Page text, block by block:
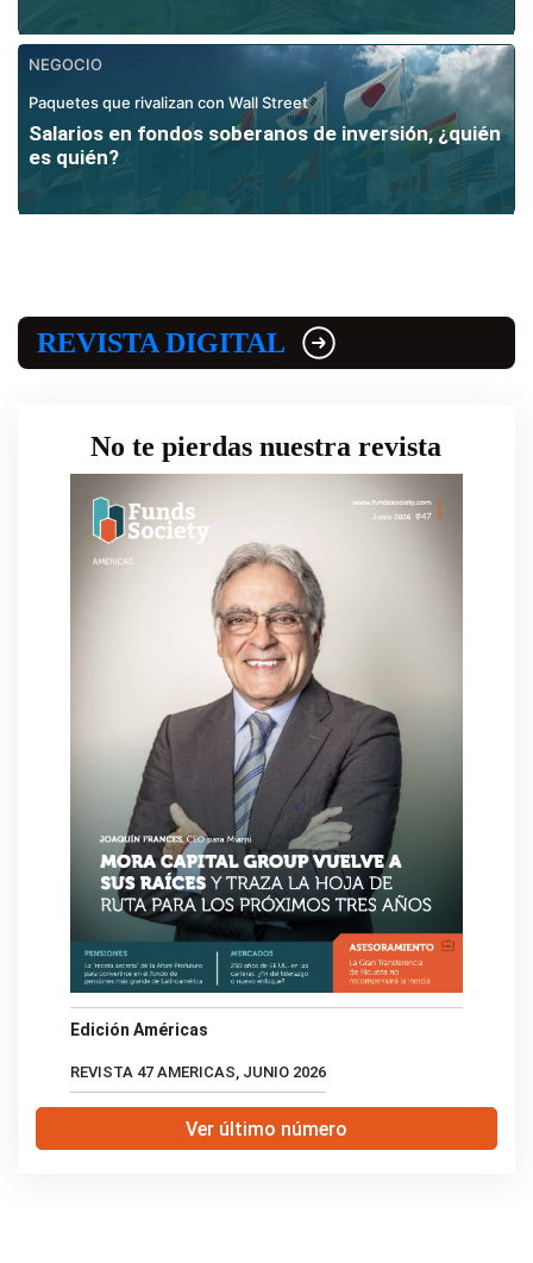
NEGOCIO
Paquetes que rivalizan con Wall Street
Salarios en fondos soberanos de inversión, ¿quién
es quién?
REVISTA DIGITAL
No te pierdas nuestra revista
Edición Américas
REVISTA 47 AMERICAS, JUNIO 2026
Ver último número